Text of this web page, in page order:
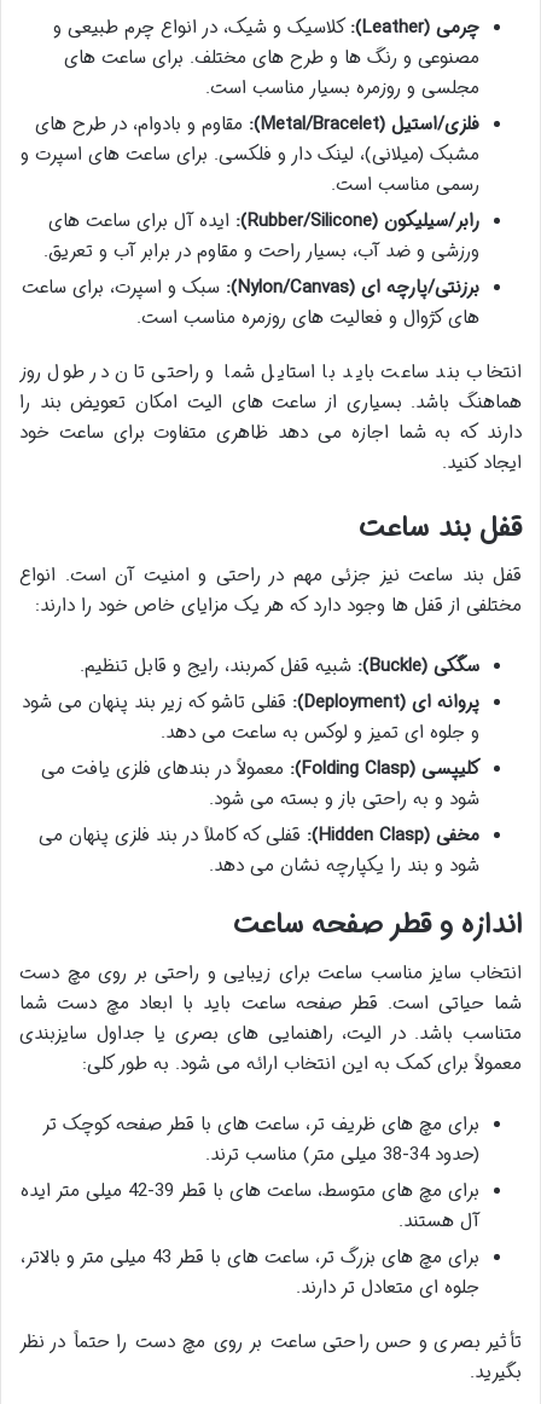
چرمی (Leather):
کلاسیک و شیک، در انواع چرم طبیعی و
مصنوعی و رنگ ها و طرح های مختلف. برای ساعت های
مجلسی و روزمره بسیار مناسب است.
فلزی/استیل (Metal/Bracelet):
مقاوم و بادوام، در طرح های
مشبک (میلانی)، لینک دار و فلکسی. برای ساعت های اسپرت و
رسمی مناسب است.
رابر/سیلیکون (Rubber/Silicone):
ایده آل برای ساعت های
ورزشی و ضد آب، بسیار راحت و مقاوم در برابر آب و تعریق.
برزنتی/پارچه ای (Nylon/Canvas):
سبک و اسپرت، برای ساعت
های کژوال و فعالیت های روزمره مناسب است.
انتخاب بند ساعت باید با استایل شما و راحتی تان در طول روز
هماهنگ باشد. بسیاری از ساعت های الیت امکان تعویض بند را
دارند که به شما اجازه می دهد ظاهری متفاوت برای ساعت خود
ایجاد کنید.
قفل بند ساعت
قفل بند ساعت نیز جزئی مهم در راحتی و امنیت آن است. انواع
مختلفی از قفل ها وجود دارد که هر یک مزایای خاص خود را دارند:
سگکی (Buckle):
شبیه قفل کمربند، رایج و قابل تنظیم.
پروانه ای (Deployment):
قفلی تاشو که زیر بند پنهان می شود
و جلوه ای تمیز و لوکس به ساعت می دهد.
کلیپسی (Folding Clasp):
معمولاً در بندهای فلزی یافت می
شود و به راحتی باز و بسته می شود.
مخفی (Hidden Clasp):
قفلی که کاملاً در بند فلزی پنهان می
شود و بند را یکپارچه نشان می دهد.
اندازه و قطر صفحه ساعت
انتخاب سایز مناسب ساعت برای زیبایی و راحتی بر روی مچ دست
شما حیاتی است. قطر صفحه ساعت باید با ابعاد مچ دست شما
متناسب باشد. در الیت، راهنمایی های بصری یا جداول سایزبندی
معمولاً برای کمک به این انتخاب ارائه می شود. به طور کلی:
برای مچ های ظریف تر، ساعت های با قطر صفحه کوچک تر
(حدود 34-38 میلی متر) مناسب ترند.
برای مچ های متوسط، ساعت های با قطر 39-42 میلی متر ایده
آل هستند.
برای مچ های بزرگ تر، ساعت های با قطر 43 میلی متر و بالاتر،
جلوه ای متعادل تر دارند.
تأثیر بصری و حس راحتی ساعت بر روی مچ دست را حتماً در نظر
بگیرید.